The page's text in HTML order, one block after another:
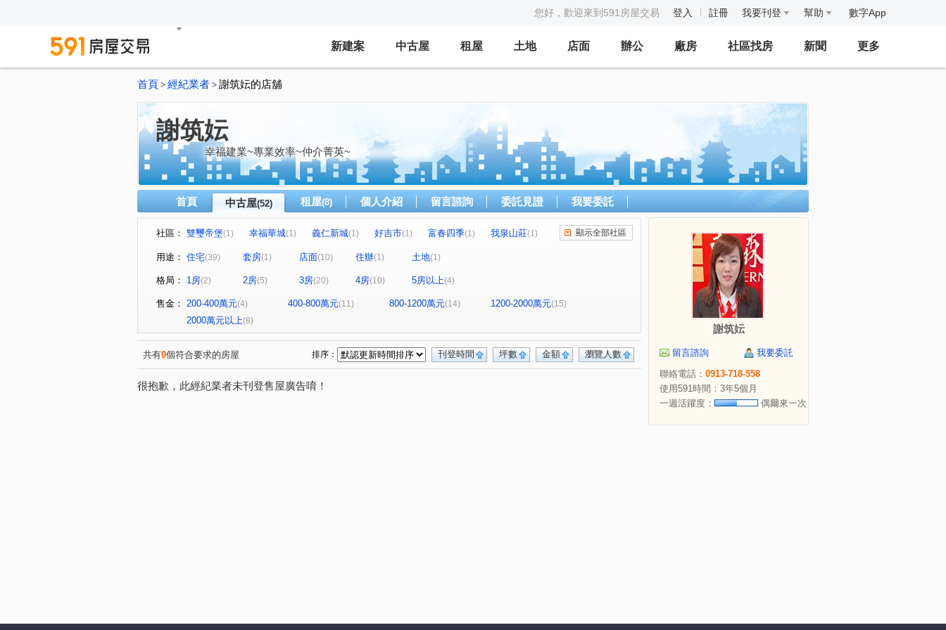
您好，歡迎來到591房屋交易 登入 註冊 我要刊登 幫助 數字App
新建案 中古屋 租屋 土地 店面 辦公 廠房 社區找房 新聞 更多
首頁 > 經紀業者 > 謝筑妘的店舖
謝筑妘
幸福建業~專業效率~仲介菁英~
首頁 中古屋(52) 租屋(8) 個人介紹 留言諮詢 委託見證 我要委託
社區： 雙璽帝堡(1) 幸福華城(1) 義仁新城(1) 好吉市(1) 富春四季(1) 我泉山莊(1)
巴賽隆納 海光一村乙社區 美之國(3) 信義君悅二期柏悅府
幸福華城一期B棟(1) 海洋大學世界 港都帝座 台北雪梨灣
台北九如(1) 信義君悅一期 (1) 征泰大吉 汐萬路二段(1) 碇內街(3)
忠三路(1) 信二路
指南路三段(1) 新豐街(5) 曲水街(1) 暖碇路(1) 信三路(1) 復興路(7)
義六路(2) 深溪路(1) 基金二路(1) 仁三路(1) 延平街(1)
義一路(1) 泰和街(1) 西定路(1) 深澳坑路(1) 義二路(1) 仁一路(1)
和豐街(2) 樂利二街(1) 東明路
顯示全部社區
用途： 住宅(39) 套房(1) 店面(10) 住辦(1) 土地(1)
格局： 1房(2) 2房(5) 3房(20) 4房(10) 5房以上(4)
售金： 200-400萬元(4) 400-800萬元(11) 800-1200萬元(14) 1200-2000萬元(15)
2000萬元以上(8)
共有0個符合要求的房屋 瀏覽人數
金額
坪數
刊登時間
排序：
很抱歉，此經紀業者未刊登售屋廣告唷！
謝筑妘
留言諮詢
我要委託
聯絡電話： 0913-718-558
使用591時間：3年5個月
一週活躍度：
偶爾來一次